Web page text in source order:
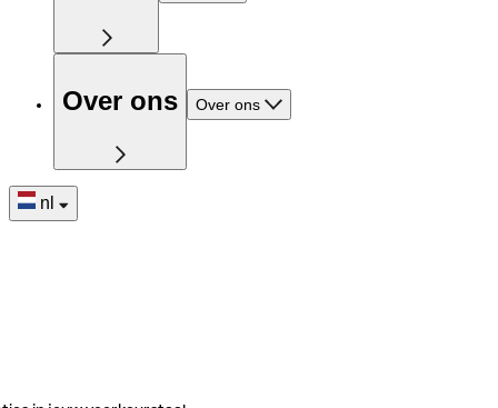
Over ons Over ons
nl